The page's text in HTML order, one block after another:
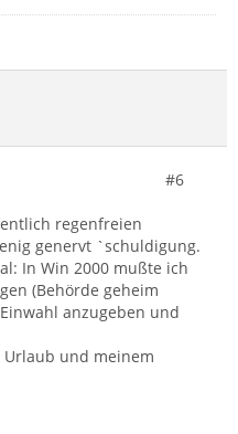
#6
regenfreien
genervt `schuldigung.
In Win 2000 mußte ich
(Behörde geheim
anzugeben und
Urlaub und meinem